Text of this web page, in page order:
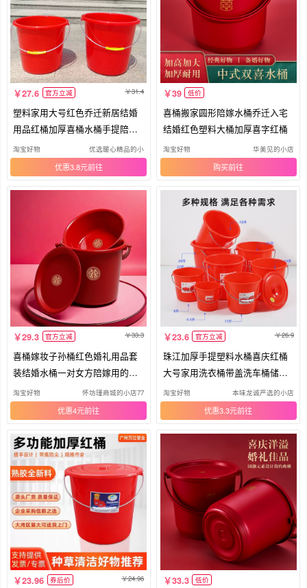
27.6 官方立减 31.4
塑料家用大号红色乔迁新居结婚
用品红桶加厚喜桶水桶手提陪嫁
婚庆
淘宝好物 优选暖心精品的小
优惠3.8元
39 低价
喜桶搬家圆形陪嫁水桶乔迁入宅
结婚红色塑料大桶加厚喜字红桶
淘宝好物 华美见的小店
购买
29.3 官方立减 33.3
喜桶嫁妆子孙桶红色婚礼用品套
装结婚水桶一对女方陪嫁用的红
桶
淘宝好物 怀坊瑾商城的小店77
优惠4元
23.6 官方立减 26.9
珠江加厚手提塑料水桶喜庆红桶
大号家用洗衣桶带盖洗车桶储水
桶
淘宝好物 本味龙诚严选的小店
优惠3.3元
23.96 券后价 24.96 33.3 低价